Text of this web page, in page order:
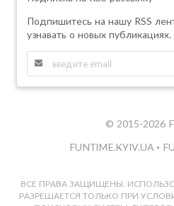
Подпишитесь на нашу RSS
узнавать о новых публикациях.
© 2015-2026
FUNTIME.KYIV.UA •
ВСЕ ПРАВА ЗАЩИЩЕНЫ.
РАЗРЕШАЕТСЯ ТОЛЬКО ПРИ